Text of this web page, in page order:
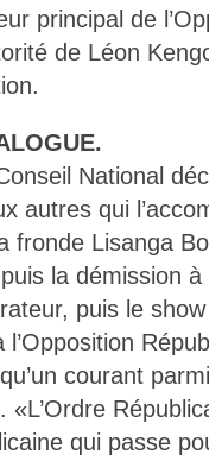
principal de
de Léon
National
autres qui
fronde Lisanga
la démission
puis le
courant
«L’Ordre
qui passe